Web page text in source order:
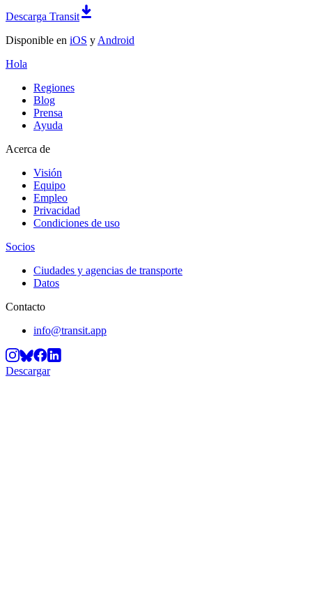
Descarga Transit
Disponible en iOS y Android
Hola
Regiones
Blog
Prensa
Ayuda
Acerca de
Visión
Equipo
Empleo
Privacidad
Condiciones de uso
Socios
Ciudades y agencias de transporte
Datos
Contacto
info@transit.app
Descargar